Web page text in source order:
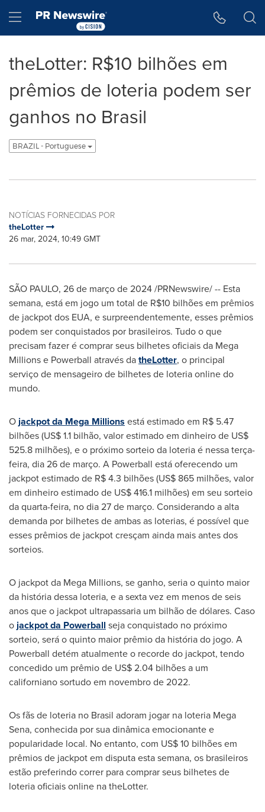
Hamburger menu
theLotter: R$10 bilhões em
prêmios de loteria podem ser
ganhos no Brasil
BRAZIL - Portuguese
NOTÍCIAS FORNECIDAS POR
theLotter
26 mar, 2024, 10:49 GMT
SÃO PAULO, 26 de março de 2024/PRNewswire/ -- Esta
semana, está em jogo um total de R$10 bilhões em prêmios
de jackpot dos EUA, e surpreendentemente, esses prêmios
podem ser conquistados por brasileiros. Tudo o que
precisam fazer é comprar seus bilhetes oficiais da Mega
Millions e Powerball através datheLotter, o principal
serviço de mensageiro de bilhetes de loteria online do
mundo.
Ojackpot da Mega Millions está estimado em R$ 5.47
bilhões (US$ 1.1 bilhão, valor estimado em dinheiro de US$
525.8 milhões), e o próximo sorteio da loteria é nessa terça-
feira, dia 26 de março. A Powerball está oferecendo um
jackpot estimado de R$ 4.3 bilhões (US$ 865 milhões, valor
em dinheiro estimado de US$ 416.1 milhões) em seu sorteio
da quarta-feira, no dia 27 de março. Considerando a alta
demanda por bilhetes de ambas as loterias, é possível que
esses prêmios de jackpot cresçam ainda mais antes dos
sorteios.
O jackpot da Mega Millions, se ganho, seria o quinto maior
da história dessa loteria, e a sexta vez em menos de seis
anos que o jackpot ultrapassaria um bilhão de dólares. Caso
ojackpot da Powerball seja conquistado no próximo
sorteio, será o quinto maior prêmio da história do jogo. A
Powerball detém atualmente o recorde do jackpot, tendo
concedido um prêmio de US$ 2.04 bilhões a um
californiano sortudo em novembro de 2022.
Os fãs de loteria no Brasil adoram jogar na loteria Mega
Sena, conhecida por sua dinâmica emocionante e
popularidade local. No entanto, com US$ 10 bilhões em
prêmios de jackpot em disputa esta semana, os brasileiros
estão preferindo correr para comprar seus bilhetes de
loteria oficiais online na theLotter.